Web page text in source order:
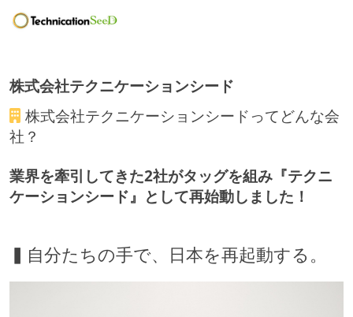
株式会社テクニケーションシード
株式会社テクニケーションシードってどんな会
社？
業界を牽引してきた2社がタッグを組み『テクニ
ケーションシード』として再始動しました！
▍自分たちの手で、日本を再起動する。